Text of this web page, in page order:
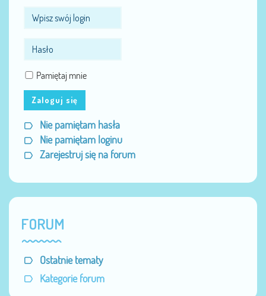
Pamiętaj mnie
Zaloguj się
Nie pamiętam hasła
Nie pamiętam loginu
Zarejestruj się na forum
FORUM
Ostatnie tematy
Kategorie forum